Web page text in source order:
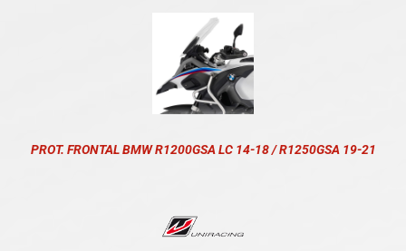
PROT. FRONTAL BMW R1200GSA LC 14-18 / R1250GSA 19-21